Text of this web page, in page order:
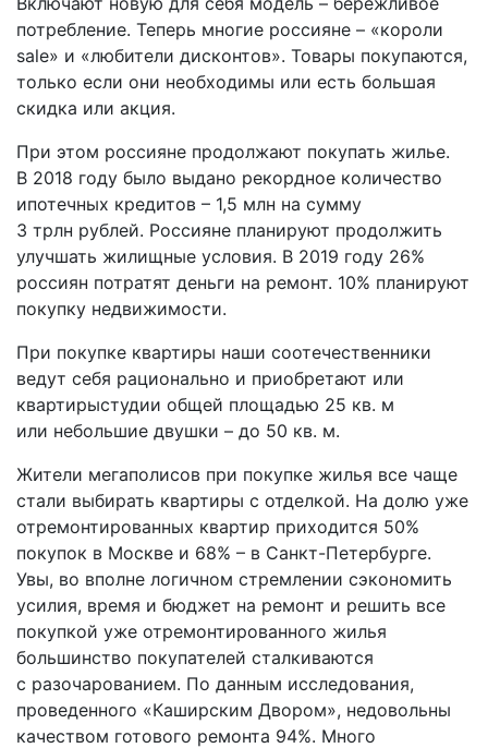
потребление. Теперь многие россияне – «короли
sale» и «любители дисконтов». Товары покупаются,
только если они необходимы или есть большая
скидка или акция.
При этом россияне продолжают покупать жилье.
В 2018 году было выдано рекордное количество
ипотечных кредитов – 1,5 млн на сумму
3 трлн рублей. Россияне планируют продолжить
улучшать жилищные условия. В 2019 году 26%
россиян потратят деньги на ремонт. 10% планируют
покупку недвижимости.
При покупке квартиры наши соотечественники
ведут себя рационально и приобретают или
квартиры­­студии общей площадью 25 кв. м
или небольшие двушки – до 50 кв. м.
Жители мегаполисов при покупке жилья все чаще
стали выбирать квартиры с отделкой. На долю уже
отремонтированных квартир приходится 50%
покупок в Москве и 68% – в Санкт­-Петербурге.
Увы, во вполне логичном стремлении сэкономить
усилия, время и бюджет на ремонт и решить все
покупкой уже отремонтированного жилья
большинство покупателей сталкиваются
с разочарованием. По данным исследования,
проведенного «Каширским Двором», недовольны
качеством готового ремонта 94%. Много